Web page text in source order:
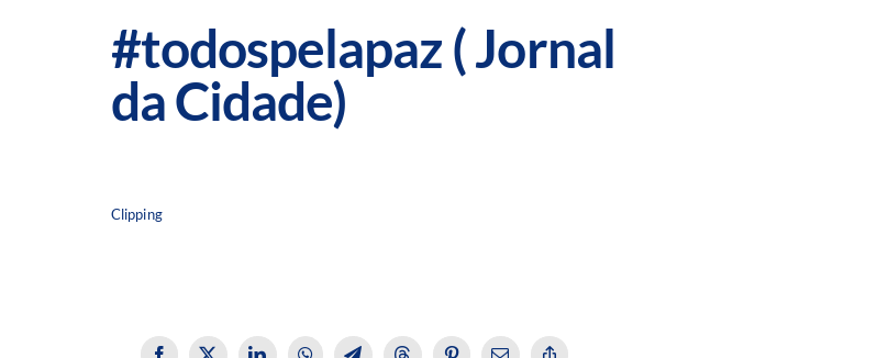
#todospelapaz ( Jornal
da Cidade)
Clipping